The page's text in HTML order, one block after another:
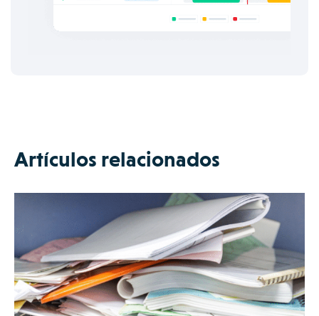
Artículos relacionados